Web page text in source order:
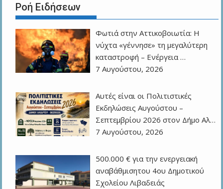
Ροή Ειδήσεων
Φωτιά στην Αττικοβοιωτία: Η
νύχτα «γέννησε» τη μεγαλύτερη
καταστροφή – Ενέργεια …
7 Αυγούστου, 2026
Αυτές είναι οι Πολιτιστικές
Εκδηλώσεις Αυγούστου –
Σεπτεμβρίου 2026 στον Δήμο Αλ…
7 Αυγούστου, 2026
500.000 € για την ενεργειακή
αναβάθμισητου 4ου Δημοτικού
Σχολείου Λιβαδειάς